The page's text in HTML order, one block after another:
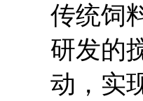
传统饲
研发的
动，实